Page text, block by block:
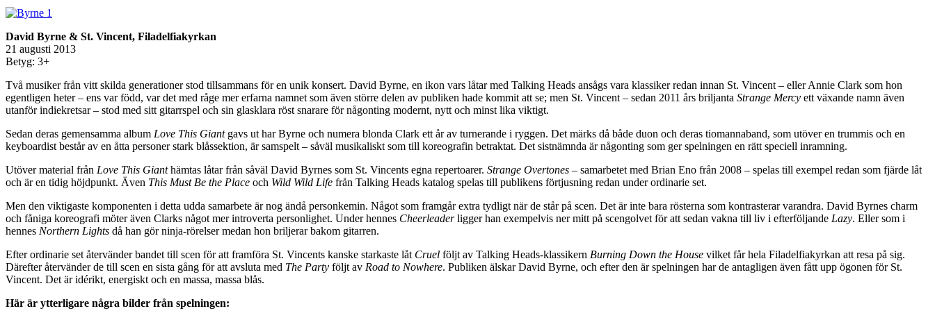
David Byrne & St. Vincent, Filadelfiakyrkan
21 augusti 2013
Betyg: 3+
Två musiker från vitt skilda generationer stod tillsammans för en unik konsert. David Byrne, en ikon vars låtar med Talking Heads ansågs vara klassiker redan innan St. Vincent – eller Annie Clark som hon
egentligen heter – ens var född, var det med råge mer erfarna namnet som även större delen av publiken hade kommit att se; men St. Vincent – sedan 2011 års briljanta Strange Mercy ett växande namn även
utanför indiekretsar – stod med sitt gitarrspel och sin glasklara röst snarare för någonting modernt, nytt och minst lika viktigt.
Sedan deras gemensamma album Love This Giantgavs ut har Byrne och numera blonda Clark ett år av turnerande i ryggen. Det märks då både duon och deras tiomannaband, som utöver en trummis och en
keyboardist består av en åtta personer stark blåssektion, är samspelt – såväl musikaliskt som till koreografin betraktat. Det sistnämnda är någonting som ger spelningen en rätt speciell inramning.
Utöver material från Love This Gianthämtas låtar från såväl David Byrnes som St. Vincents egna repertoarer. Strange Overtones – samarbetet med Brian Eno från 2008 – spelas till exempel redan som fjärde låt
och är en tidig höjdpunkt. Även This Must Be the Place och Wild Wild Life från Talking Heads katalog spelas till publikens förtjusning redan under ordinarie set.
Men den viktigaste komponenten i detta udda samarbete är nog ändå personkemin. Något som framgår extra tydligt när de står på scen. Det är inte bara rösterna som kontrasterar varandra. David Byrnes charm
och fåniga koreografi möter även Clarks något mer introverta personlighet. Under hennes Cheerleaderligger han exempelvis ner mitt på scengolvet för att sedan vakna till liv i efterföljande Lazy. Eller som i
hennes Northern Lights då han gör ninja-rörelser medan hon briljerar bakom gitarren.
Efter ordinarie set återvänder bandet till scen för att framföra St. Vincents kanske starkaste låt Cruel följt av Talking Heads-klassikern Burning Down the House vilket får hela Filadelfiakyrkan att resa på sig.
Därefter återvänder de till scen en sista gång för att avsluta med The Party följt av Road to Nowhere. Publiken älskar David Byrne, och efter den är spelningen har de antagligen även fått upp ögonen för St.
Vincent. Det är idérikt, energiskt och en massa, massa blås.
Här är ytterligare några bilder från spelningen: